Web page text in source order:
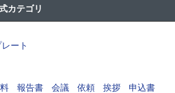
カテゴリ
ート
報告書 会議 依頼 挨拶
申込書